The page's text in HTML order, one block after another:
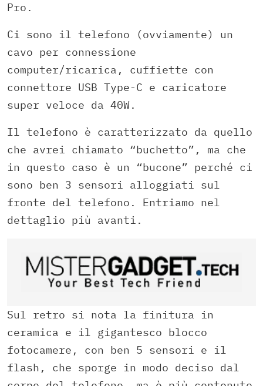
Pro.
Ci sono il telefono (ovviamente) un
cavo per connessione
computer/ricarica, cuffiette con
connettore USB Type-C e caricatore
super veloce da 40W.
Il telefono è caratterizzato da quello
che avrei chiamato “buchetto”, ma che
in questo caso è un “bucone” perché ci
sono ben 3 sensori alloggiati sul
fronte del telefono. Entriamo nel
dettaglio più avanti.
Sul retro si nota la finitura in
ceramica e il gigantesco blocco
fotocamere, con ben 5 sensori e il
flash, che sporge in modo deciso dal